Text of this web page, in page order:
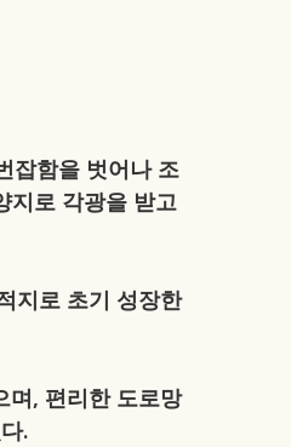
잡함을 벗어나 조
지로 각광을 받고
지로 초기 성장한
며, 편리한 도로망
.